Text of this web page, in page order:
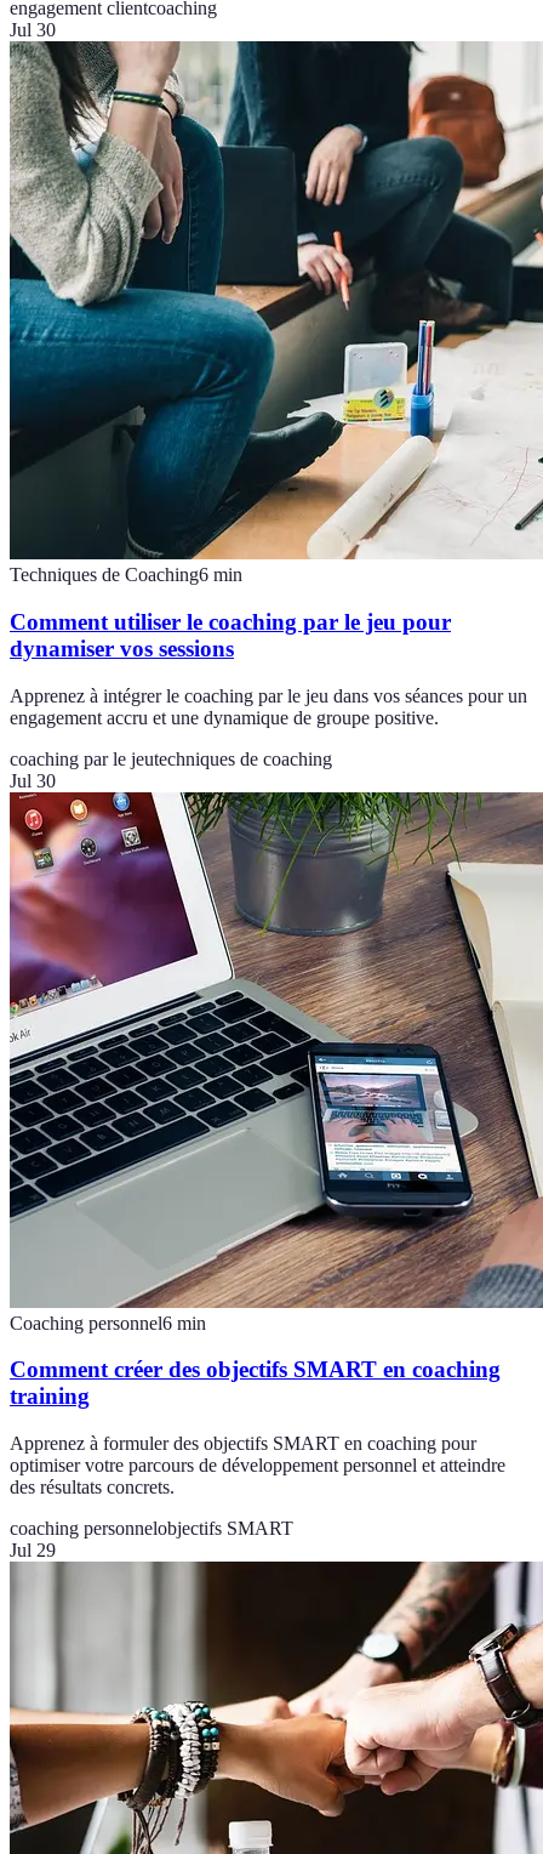
engagement clientcoaching
Jul 30
Techniques de Coaching6 min
Comment utiliser le coaching par le jeu pour
dynamiser vos sessions
Apprenez à intégrer le coaching par le jeu dans vos séances pour un
engagement accru et une dynamique de groupe positive.
coaching par le jeutechniques de coaching
Jul 30
Coaching personnel6 min
Comment créer des objectifs SMART en coaching
training
Apprenez à formuler des objectifs SMART en coaching pour
optimiser votre parcours de développement personnel et atteindre
des résultats concrets.
coaching personnelobjectifs SMART
Jul 29